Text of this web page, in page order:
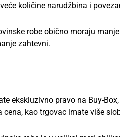
količine narudžbina i
robe obično moraju
zahtevni.
ekskluzivno pravo na Buy-
kao trgovac imate više